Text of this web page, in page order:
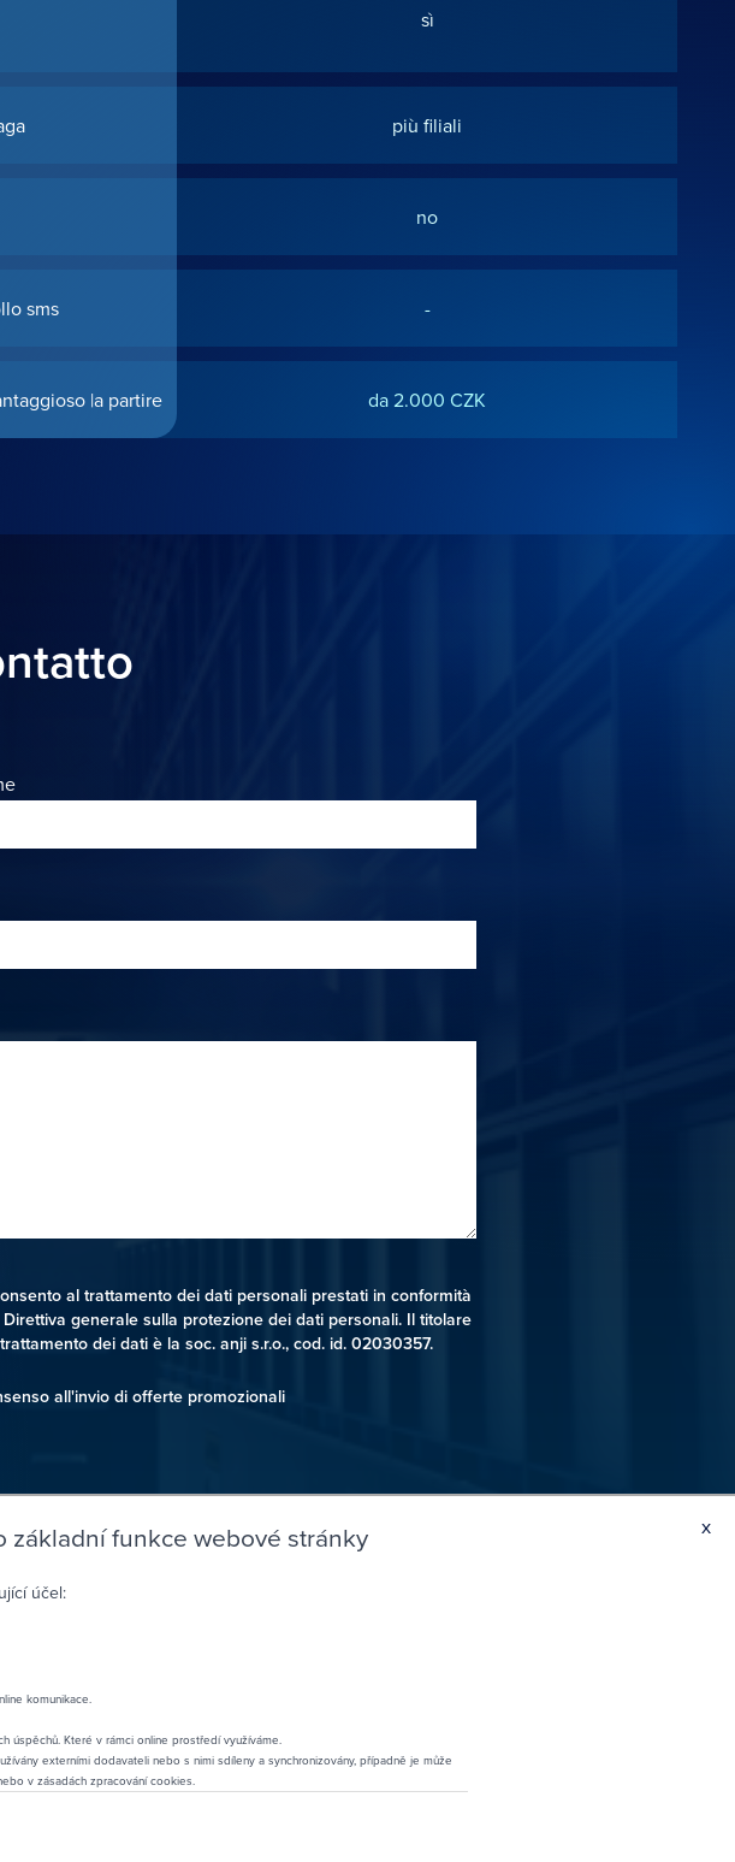
sms
|a partire
sì
più filiali
no
-
da 2.000 CZK
al trattamento dei dati personali prestati in conformità
generale sulla protezione dei dati personali. Il titolare
dei dati è la soc. anji s.r.o., cod. id. 02030357.
all'invio di offerte promozionali
Na poříčí 17, 110 00 Praha 1
x
základní funkce webové stránky
účel:
komunikace.
úspěchů. Které v rámci online prostředí využíváme.
externími dodavateli nebo s nimi sdíleny a synchronizovány, případně je může
v zásadách zpracování cookies.